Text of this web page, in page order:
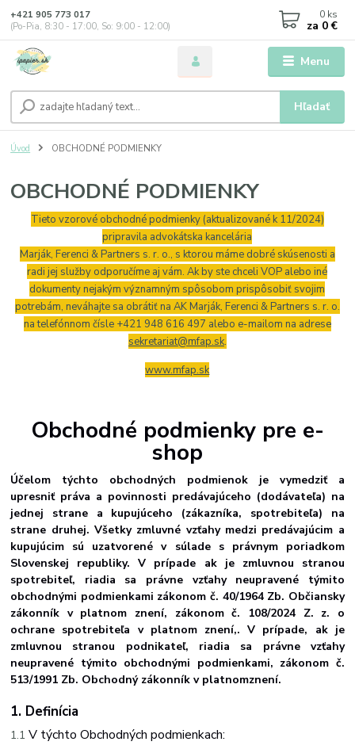
Menu
Hľadať
+421 905 773 017
(Po-Pia, 8:30 - 17:00, So: 9:00 - 12:00)
0 ks
za 0 €
Úvod OBCHODNÉ PODMIENKY
OBCHODNÉ PODMIENKY
Tieto vzorové obchodné podmienky (aktualizované k 11/2024)
pripravila advokátska kancelária
Marják, Ferenci & Partners s. r. o., s ktorou máme dobré skúsenosti a
radi jej služby odporučíme aj vám. Ak by ste chceli VOP alebo iné
dokumenty nejakým významným spôsobom prispôsobiť svojim
potrebám, neváhajte sa obrátiť na AK Marják, Ferenci & Partners s. r. o.
na telefónnom čísle +421 948 616 497 alebo e-mailom na adrese
sekretariat@mfap.sk.
www.mfap.sk
Obchodné podmienky pre e-
shop
Účelom týchto obchodných podmienok je vymedziť a
upresniť práva a povinnosti predávajúceho (dodávateľa) na
jednej strane a kupujúceho (zákazníka, spotrebiteľa) na
strane druhej. Všetky zmluvné vzťahy medzi predávajúcim a
kupujúcim sú uzatvorené v súlade s právnym poriadkom
Slovenskej republiky. V prípade ak je zmluvnou stranou
spotrebiteľ, riadia sa právne vzťahy neupravené týmito
obchodnými podmienkami zákonom č. 40/1964 Zb. Občiansky
zákonník v platnom znení, zákonom č. 108/2024 Z. z. o
ochrane spotrebiteľa v platnom znení,. V prípade, ak je
zmluvnou stranou podnikateľ, riadia sa právne vzťahy
neupravené týmito obchodnými podmienkami, zákonom č.
513/1991 Zb. Obchodný zákonník v platnomznení.
1. Definícia
1.1V týchtoObchodnýchpodmienkach: